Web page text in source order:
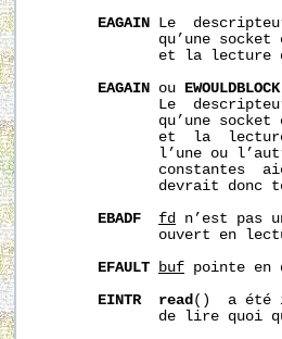
EAGAIN Le
qu’une socket
et la lecture
EAGAIN ou EWOULDBLOCK
Le
qu’une socket
et  la
l’une ou
constantes
devrait donc
EBADF
fd
n’est pas
ouvert en
EFAULT
buf pointe en
EINTR
read ()  a été
de lire quoi